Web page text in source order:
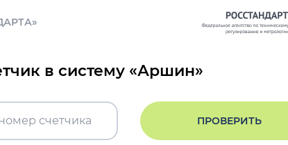
в систему «Аршин»
ПРОВЕРИТЬ